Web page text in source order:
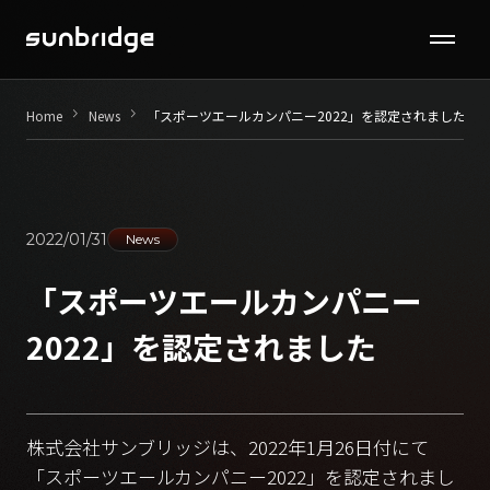
Seminar / Contents
Company
Contact
Home keyboard_arrow_right News keyboard_arrow_right 「スポーツエールカンパニー2022」を認定されました
2022/01/31 News
「スポーツエールカンパニー
2022」を認定されました
株式会社サンブリッジは、2022年1月26日付にて
「スポーツエールカンパニー2022」を認定されまし